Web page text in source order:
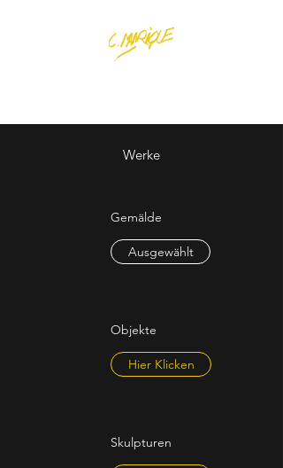
Werke
Gemälde
Ausgewählt
Objekte
Hier Klicken
Skulpturen